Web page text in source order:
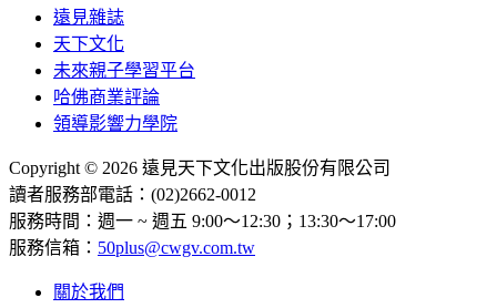
遠見雜誌
天下文化
未來親子學習平台
哈佛商業評論
領導影響力學院
Copyright © 2026 遠見天下文化出版股份有限公司
讀者服務部電話：(02)2662-0012
服務時間：週一 ~ 週五 9:00～12:30；13:30～17:00
服務信箱： 50plus@cwgv.com.tw
關於我們